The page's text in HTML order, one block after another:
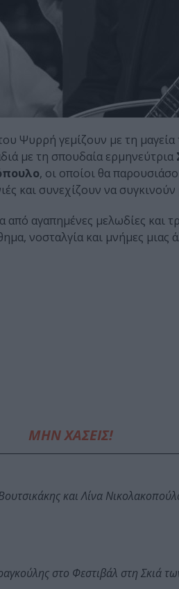
Ψυρρή γεμίζουν με τη μαγεία
με τη σπουδαία ερμηνεύτρια
, οι οποίοι θα
και συνεχίζουν να
αγαπημένες μελωδίες και
νοσταλγία και μνήμες μιας
ΜΗΝ ΧΑΣΕΙΣ!
και Λίνα
στο Φεστιβάλ στη Σκιά